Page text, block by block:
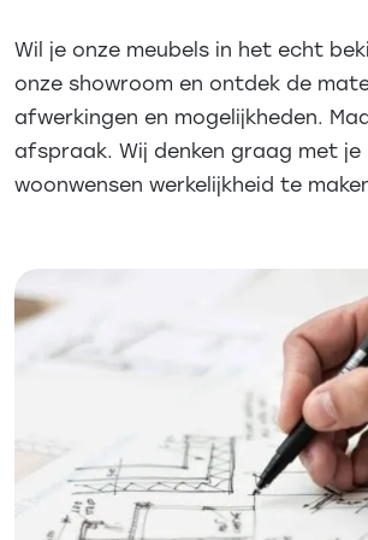
Wil je onze meubels in het echt
onze showroom en ontdek de
afwerkingen en mogelijkheden.
afspraak. Wij denken graag met je
woonwensen werkelijkheid te